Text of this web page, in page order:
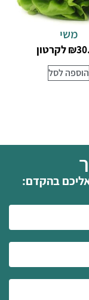
משי
₪ לקרטון
הוספה לסל
בהקדם: